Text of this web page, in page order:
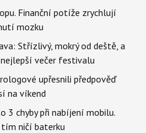
Finanční potíže zrychlují
mozku
Střízlivý, mokrý od deště, a
večer festivalu
upřesnili předpověď
na víkend
3 chyby při nabíjení mobilu.
tím ničí baterku